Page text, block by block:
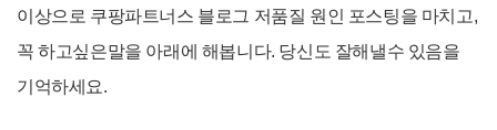
이상으로 쿠팡파트너스 블로그 저품질 원인 포스팅을 마치고,
꼭 하고싶은말을 아래에 해봅니다. 당신도 잘해낼수 있음을
기억하세요.